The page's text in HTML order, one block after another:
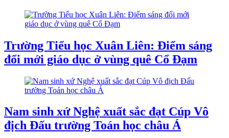
Trường Tiểu học Xuân Liên: Điểm sáng
đổi mới giáo dục ở vùng quê Cổ Đạm
Nam sinh xứ Nghệ xuất sắc đạt Cúp Vô
địch Đấu trường Toán học châu Á